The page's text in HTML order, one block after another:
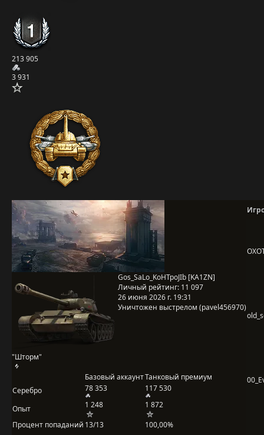
213 905
3 931
"Шторм"
Gos_SaLo_KoHTpoJIb [KA1ZN]
Личный рейтинг: 11 097
26 июня 2026 г. 19:31
Уничтожен выстрелом (pavel456970)
Базовый аккаунтТанковый премиум
Серебро
78 353 117 530
Опыт 1 248
1 872
Процент попаданий 13/13 100,00%